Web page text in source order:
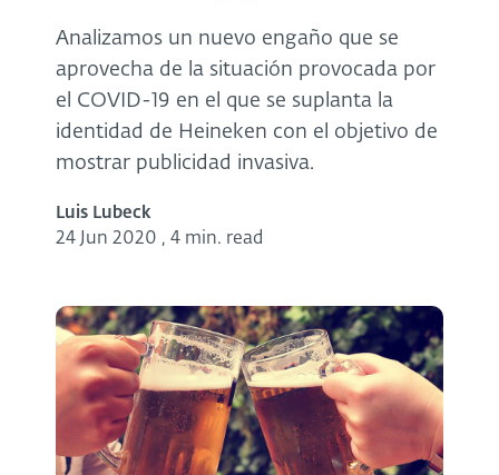
Analizamos un nuevo engaño que se
aprovecha de la situación provocada por
el COVID-19 en el que se suplanta la
identidad de Heineken con el objetivo de
mostrar publicidad invasiva.
Luis Lubeck
24 Jun 2020 , 4 min. read